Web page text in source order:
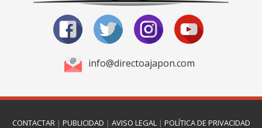
info@directoajapon.com
CONTACTAR| PUBLICIDAD | AVISO LEGAL| POLÍTICA DE PRIVACIDAD